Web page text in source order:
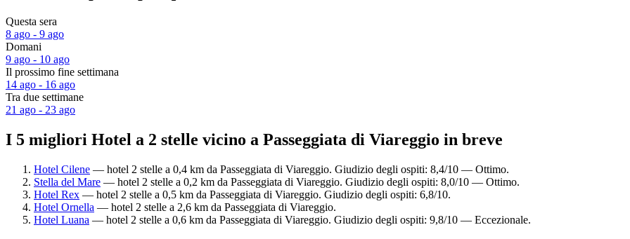
Questa sera
8 ago - 9 ago
Domani
9 ago - 10 ago
Il prossimo fine settimana
14 ago - 16 ago
Tra due settimane
21 ago - 23 ago
I 5 migliori Hotel a 2 stelle vicino a Passeggiata di Viareggio in breve
Hotel Cilene — hotel 2 stelle a 0,4 km da Passeggiata di Viareggio. Giudizio degli ospiti: 8,4/10 — Ottimo.
Stella del Mare — hotel 2 stelle a 0,2 km da Passeggiata di Viareggio. Giudizio degli ospiti: 8,0/10 — Ottimo.
Hotel Rex — hotel 2 stelle a 0,5 km da Passeggiata di Viareggio. Giudizio degli ospiti: 6,8/10.
Hotel Ornella — hotel 2 stelle a 2,6 km da Passeggiata di Viareggio.
Hotel Luana — hotel 2 stelle a 0,6 km da Passeggiata di Viareggio. Giudizio degli ospiti: 9,8/10 — Eccezionale.